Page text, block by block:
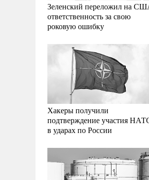
Зеленский переложил на
ответственность за свою
роковую ошибку
Хакеры получили
подтверждение участия
в ударах по России